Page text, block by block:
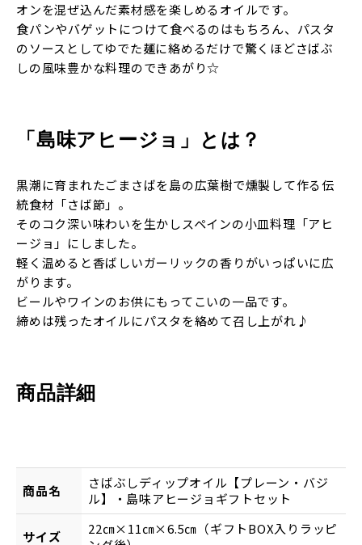
オンを混ぜ込んだ素材感を楽しめるオイルです。
食パンやバゲットにつけて食べるのはもちろん、パスタ
のソースとしてゆでた麺に絡めるだけで驚くほどさばぶ
しの風味豊かな料理のできあがり☆
「島味アヒージョ」とは？
黒潮に育まれたごまさばを島の広葉樹で燻製して作る伝
統食材「さば節」。
そのコク深い味わいを生かしスペインの小皿料理「アヒ
ージョ」にしました。
軽く温めると香ばしいガーリックの香りがいっぱいに広
がります。
ビールやワインのお供にもってこいの一品です。
締めは残ったオイルにパスタを絡めて召し上がれ♪
商品詳細
商品名
さばぶしディップオイル【プレーン・バジ
ル】・島味アヒージョギフトセット
サイズ
22㎝×11㎝×6.5㎝（ギフトBOX入りラッピ